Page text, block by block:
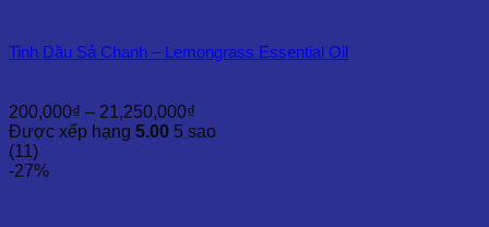
Tinh Dầu Sả Chanh – Lemongrass Essential Oil
200,000₫ – 21,250,000₫
giá:
Được xếp hạng 5.00 5 sao
(11)
-27%